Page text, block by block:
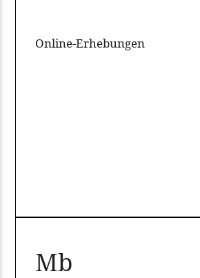
Online-Erhebungen
Mb